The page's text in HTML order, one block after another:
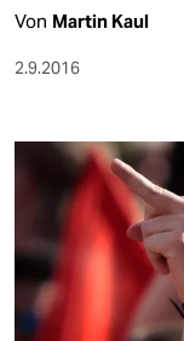
Von Martin Kaul
2.9.2016